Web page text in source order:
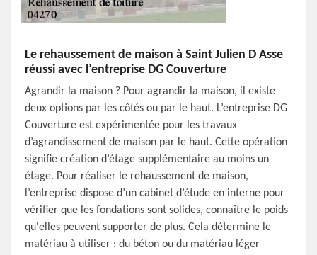
Le rehaussement de maison à Saint Julien D Asse
réussi avec l’entreprise DG Couverture
Agrandir la maison ? Pour agrandir la maison, il existe
deux options par les côtés ou par le haut. L’entreprise DG
Couverture est expérimentée pour les travaux
d’agrandissement de maison par le haut. Cette opération
signifie création d’étage supplémentaire au moins un
étage. Pour réaliser le rehaussement de maison,
l’entreprise dispose d’un cabinet d’étude en interne pour
vérifier que les fondations sont solides, connaître le poids
qu'elles peuvent supporter de plus. Cela détermine le
matériau à utiliser : du béton ou du matériau léger